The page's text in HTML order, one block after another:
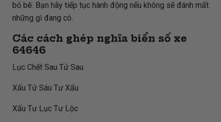
bỏ bê. Bạn hãy tiếp tục hành động nếu không sẽ đánh mất
những gì đang có.
Các cách ghép nghĩa biển số xe
64646
Lục Chết Sau Tử Sau
Xấu Tử Sáu Tư Xấu
Xấu Tư Lục Tư Lộc